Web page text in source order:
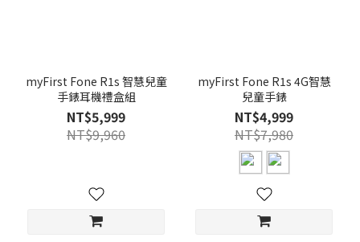
myFirst Fone R1s 智慧兒童
手錶耳機禮盒組
NT$5,999
NT$9,960
myFirst Fone R1s 4G智慧
兒童手錶
NT$4,999
NT$7,980